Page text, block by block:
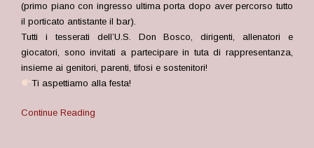
(primo piano con ingresso ultima porta dopo aver percorso tutto
il porticato antistante il bar).
Tutti i tesserati dell’U.S. Don Bosco, dirigenti, allenatori e
giocatori, sono invitati a partecipare in tuta di rappresentanza,
insieme ai genitori, parenti, tifosi e sostenitori!
Ti aspettiamo alla festa!
Continue Reading